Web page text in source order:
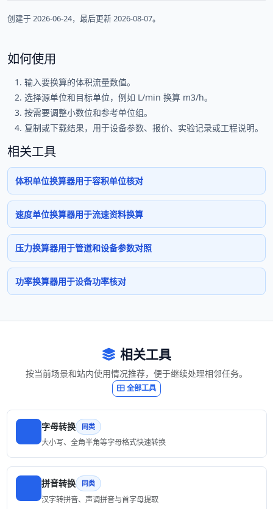
创建于 2026-06-24，最后更新 2026-08-07。
如何使用
输入要换算的体积流量数值。
选择源单位和目标单位，例如 L/min 换算 m3/h。
按需要调整小数位和参考单位组。
复制或下载结果，用于设备参数、报价、实验记录或工程说明。
相关工具
体积单位换算器用于容积单位核对
速度单位换算器用于流速资料换算
压力换算器用于管道和设备参数对照
功率换算器用于设备功率核对
相关工具
按当前场景和站内使用情况推荐，便于继续处理相邻任务。
全部工具
字母转换 同类
大小写、全角半角等字母格式快速转换
拼音转换 同类
汉字转拼音、声调拼音与首字母提取